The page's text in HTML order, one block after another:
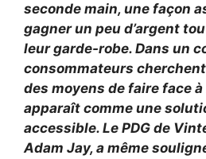
seconde main, une façon
gagner un peu d’argent
leur garde-robe. Dans un
consommateurs
des moyens de faire face
apparaît comme une
accessible. Le PDG de
Adam Jay, a même